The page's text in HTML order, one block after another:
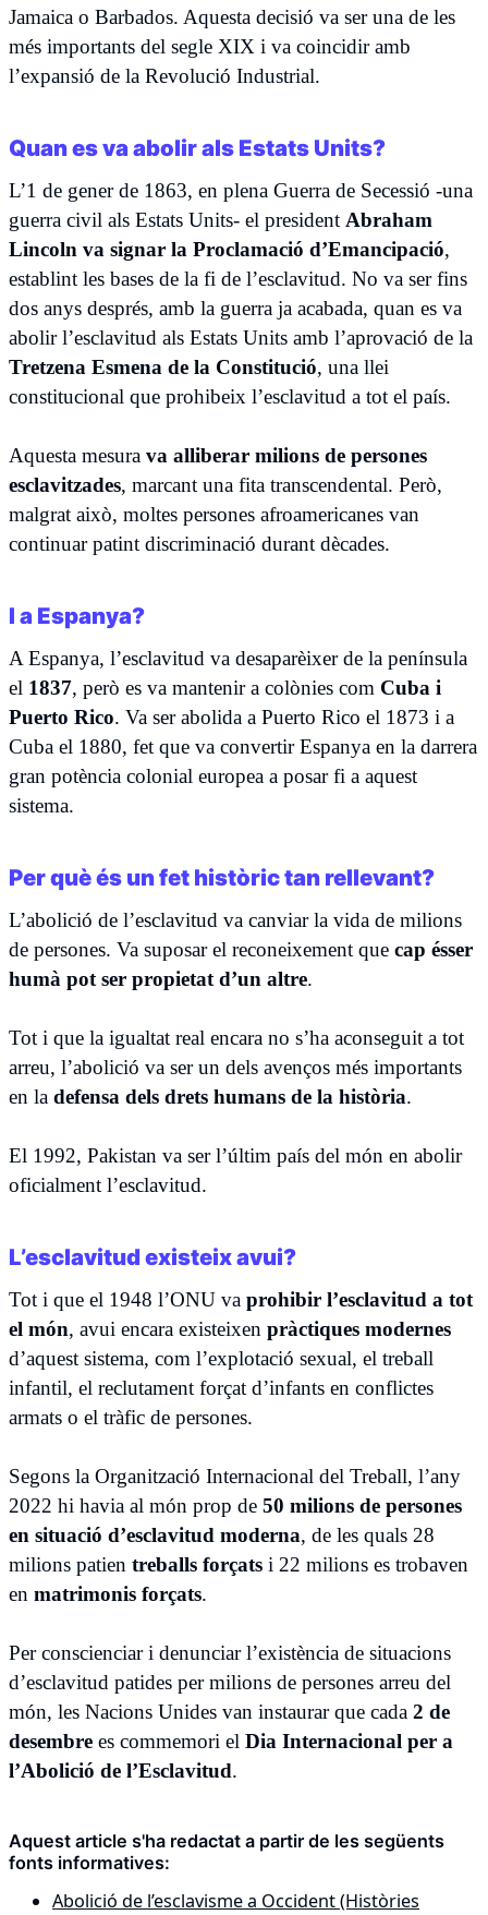
Jamaica o Barbados. Aquesta decisió va ser una de les
més importants del segle XIX i va coincidir amb
l’expansió de la Revolució Industrial.
Quan es va abolir als Estats Units?
L’1 de gener de 1863, en plena Guerra de Secessió -una
guerra civil als Estats Units- el president Abraham
Lincoln va signar la Proclamació d’Emancipació,
establint les bases de la fi de l’esclavitud. No va ser fins
dos anys després, amb la guerra ja acabada, quan es va
abolir l’esclavitud als Estats Units amb l’aprovació de la
Tretzena Esmena de la Constitució, una llei
constitucional que prohibeix l’esclavitud a tot el país.
Aquesta mesura va alliberar milions de persones
esclavitzades, marcant una fita transcendental. Però,
malgrat això, moltes persones afroamericanes van
continuar patint discriminació durant dècades.
I a Espanya?
A Espanya, l’esclavitud va desaparèixer de la península
el 1837, però es va mantenir a colònies com Cuba i
Puerto Rico. Va ser abolida a Puerto Rico el 1873 i a
Cuba el 1880, fet que va convertir Espanya en la darrera
gran potència colonial europea a posar fi a aquest
sistema.
Per què és un fet històric tan rellevant?
L’abolició de l’esclavitud va canviar la vida de milions
de persones. Va suposar el reconeixement que cap ésser
humà pot ser propietat d’un altre.
Tot i que la igualtat real encara no s’ha aconseguit a tot
arreu, l’abolició va ser un dels avenços més importants
en la defensa dels drets humans de la història.
El 1992, Pakistan va ser l’últim país del món en abolir
oficialment l’esclavitud.
L’esclavitud existeix avui?
Tot i que el 1948 l’ONU va prohibir l’esclavitud a tot
el món, avui encara existeixen pràctiques modernes
d’aquest sistema, com l’explotació sexual, el treball
infantil, el reclutament forçat d’infants en conflictes
armats o el tràfic de persones.
Segons la Organització Internacional del Treball, l’any
2022 hi havia al món prop de 50 milions de persones
en situació d’esclavitud moderna, de les quals 28
milions patien treballs forçats i 22 milions es trobaven
en matrimonis forçats.
Per conscienciar i denunciar l’existència de situacions
d’esclavitud patides per milions de persones arreu del
món, les Nacions Unides van instaurar que cada 2 de
desembre es commemori el Dia Internacional per a
l’Abolició de l’Esclavitud.
Aquest article s'ha redactat a partir de les següents
fonts informatives:
Abolició de l’esclavisme a Occident (Històries